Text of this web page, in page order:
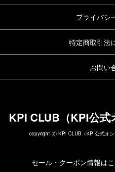
プライバシ
特定商取引法
お問い
KPI CLUB（KPI公式
copyright (c) KPI CLUB（KPI公式オ
セール・クーポン情報は